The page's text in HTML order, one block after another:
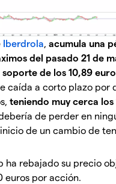
Iberdrola acumula una
del pasado 21 de
de los 10,89
caída a corto plazo por
teniendo muy cerca los
de perder en
de un cambio de
ha rebajado su precio
euros por acción.